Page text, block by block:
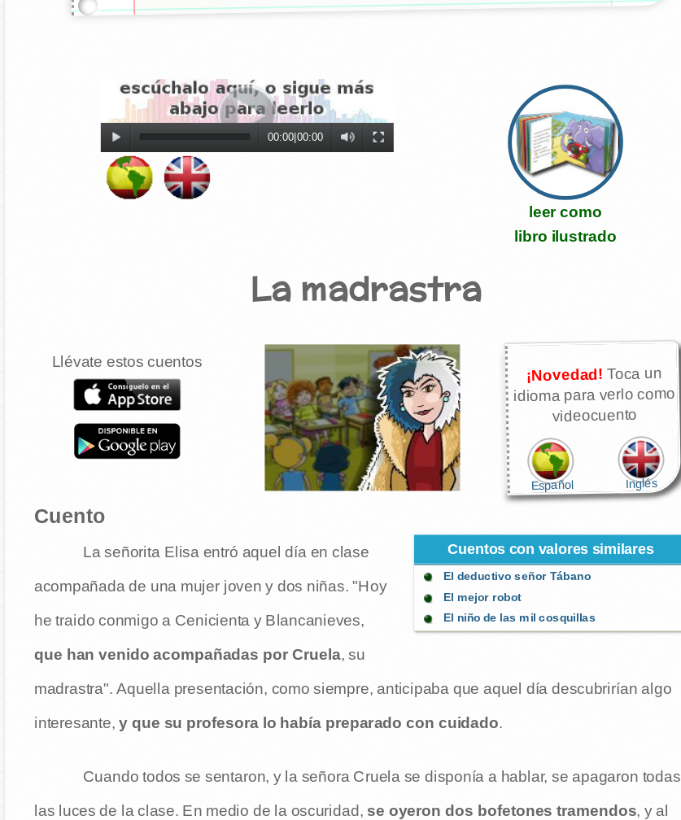
00:00|00:00
leer como
libro ilustrado
La madrastra
Llévate estos cuentos
¡Novedad! Toca un
idioma para verlo como
videocuento
Español Inglés
Cuento
Cuentos con valores similares
El deductivo señor Tábano
El mejor robot
El niño de las mil cosquillas
La señorita Elisa entró aquel día en clase
acompañada de una mujer joven y dos niñas. "Hoy
he traido conmigo a Cenicienta y Blancanieves,
que han venido acompañadas por Cruela, su
madrastra". Aquella presentación, como siempre, anticipaba que aquel día descubrirían algo
interesante, y que su profesora lo había preparado con cuidado.
Cuando todos se sentaron, y la señora Cruela se disponía a hablar, se apagaron todas
las luces de la clase. En medio de la oscuridad, se oyeron dos bofetones tramendos, y al